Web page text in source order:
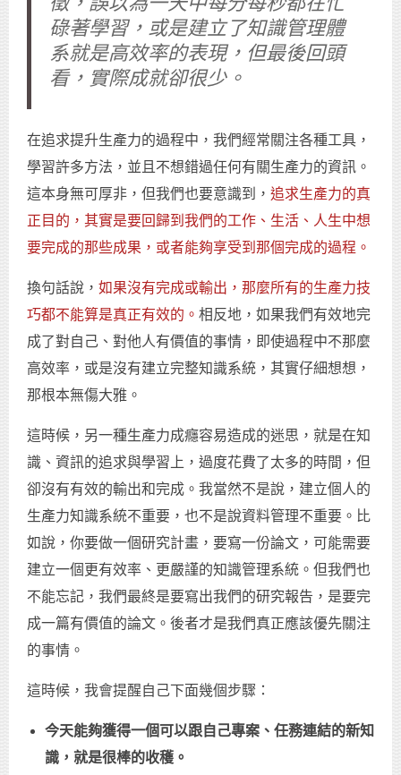
碌著學習，或是建立了知識管理體
系就是高效率的表現，但最後回頭
看，實際成就卻很少。
在追求提升生產力的過程中，我們經常關注各種工具，
學習許多方法，並且不想錯過任何有關生產力的資訊。
這本身無可厚非，但我們也要意識到， 追求生產力的真
正目的，其實是要回歸到我們的工作、生活、人生中想
要完成的那些成果，或者能夠享受到那個完成的過程。
換句話說， 如果沒有完成或輸出，那麼所有的生產力技
巧都不能算是真正有效的。 相反地，如果我們有效地完
成了對自己、對他人有價值的事情，即使過程中不那麼
高效率，或是沒有建立完整知識系統，其實仔細想想，
那根本無傷大雅。
這時候，另一種生產力成癮容易造成的迷思，就是在知
識、資訊的追求與學習上，過度花費了太多的時間，但
卻沒有有效的輸出和完成。我當然不是說，建立個人的
生產力知識系統不重要，也不是說資料管理不重要。比
如說，你要做一個研究計畫，要寫一份論文，可能需要
建立一個更有效率、更嚴謹的知識管理系統。但我們也
不能忘記，我們最終是要寫出我們的研究報告，是要完
成一篇有價值的論文。後者才是我們真正應該優先關注
的事情。
這時候，我會提醒自己下面幾個步驟：
今天能夠獲得一個可以跟自己專案、任務連結的新知
識，就是很棒的收穫。